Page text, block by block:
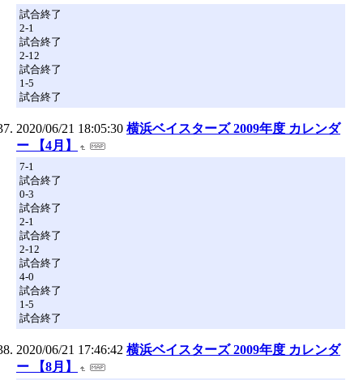
試合終了
2-1
試合終了
2-12
試合終了
1-5
試合終了
2020/06/21 18:05:30 横浜ベイスターズ 2009年度 カレンダ
ー 【4月】
7-1
試合終了
0-3
試合終了
2-1
試合終了
2-12
試合終了
4-0
試合終了
1-5
試合終了
2020/06/21 17:46:42 横浜ベイスターズ 2009年度 カレンダ
ー 【8月】